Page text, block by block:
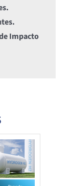
Impacto